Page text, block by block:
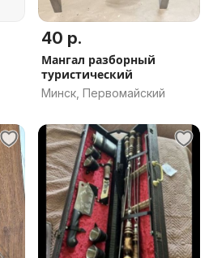
40 р.
Мангал разборный
туристический
Минск, Первомайский